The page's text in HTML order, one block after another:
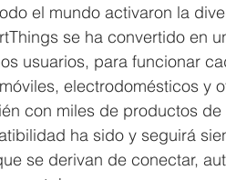
el mundo activaron la
se ha convertido en
usuarios, para funcionar
electrodomésticos y
con miles de productos
ha sido y seguirá
se derivan de conectar,